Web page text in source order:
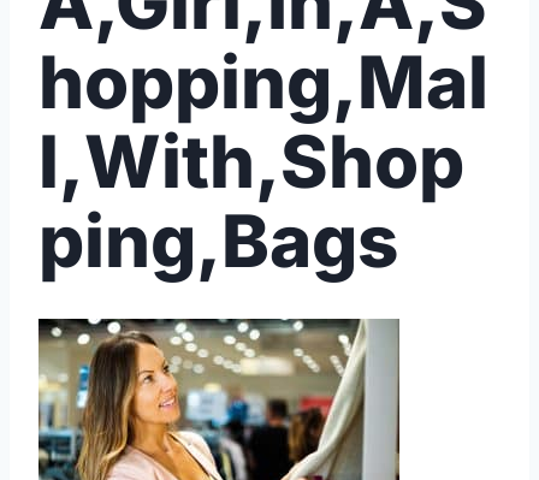
hopping,Mal
l,With,Shop
ping,Bags